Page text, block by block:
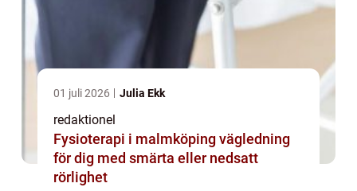
01 juli 2026 Julia Ekk
redaktionel
Fysioterapi i malmköping vägledning
för dig med smärta eller nedsatt
rörlighet